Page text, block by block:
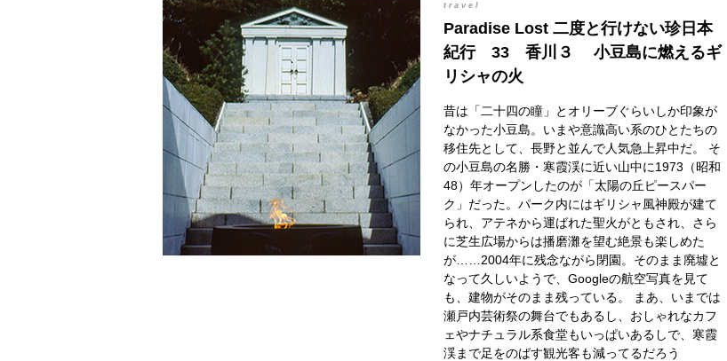
travel
Paradise Lost 二度と行けない珍日本
紀行 33 香川３ 小豆島に燃えるギ
リシャの火
昔は「二十四の瞳」とオリーブぐらいしか印象が
なかった小豆島。いまや意識高い系のひとたちの
移住先として、長野と並んで人気急上昇中だ。 そ
の小豆島の名勝・寒霞渓に近い山中に1973（昭和
48）年オープンしたのが「太陽の丘ピースパー
ク」だった。パーク内にはギリシャ風神殿が建て
られ、アテネから運ばれた聖火がともされ、さら
に芝生広場からは播磨灘を望む絶景も楽しめた
が……2004年に残念ながら閉園。そのまま廃墟と
なって久しいようで、Googleの航空写真を見て
も、建物がそのまま残っている。 まあ、いまでは
瀬戸内芸術祭の舞台でもあるし、おしゃれなカフ
ェやナチュラル系食堂もいっぱいあるしで、寒霞
渓まで足をのばす観光客も減ってるだろう